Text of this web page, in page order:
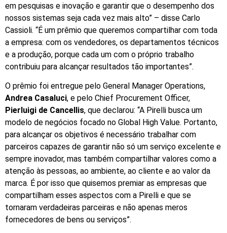
em pesquisas e inovação e garantir que o desempenho dos
nossos sistemas seja cada vez mais alto” – disse Carlo
Cassioli. “É um prêmio que queremos compartilhar com toda
a empresa: com os vendedores, os departamentos técnicos
e a produção, porque cada um com o próprio trabalho
contribuiu para alcançar resultados tão importantes”.
O prêmio foi entregue pelo General Manager Operations,
Andrea Casaluci, e pelo Chief Procurement Officer,
Pierluigi de Cancellis, que declarou: “A Pirelli busca um
modelo de negócios focado no Global High Value. Portanto,
para alcançar os objetivos é necessário trabalhar com
parceiros capazes de garantir não só um serviço excelente e
sempre inovador, mas também compartilhar valores como a
atenção às pessoas, ao ambiente, ao cliente e ao valor da
marca. É por isso que quisemos premiar as empresas que
compartilham esses aspectos com a Pirelli e que se
tornaram verdadeiras parceiras e não apenas meros
fornecedores de bens ou serviços”.